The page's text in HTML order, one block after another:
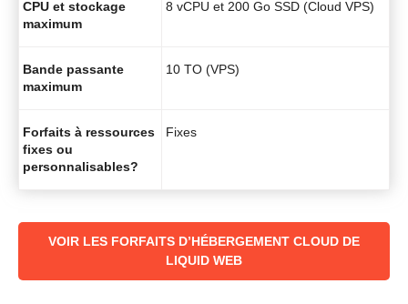
CPU et stockage
maximum
8 vCPU et 200 Go SSD (Cloud VPS)
Bande passante
maximum
10 TO (VPS)
Forfaits à ressources
fixes ou
personnalisables?
Fixes
‌‌VOIR LES FORFAITS D’HÉBERGEMENT CLOUD DE
LIQUID WEB